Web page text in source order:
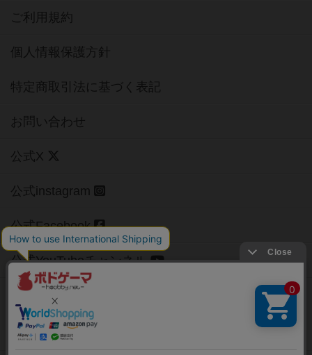
ご利用規約
個人情報保護方針
特定商取引法に基づく表記
お問い合わせ
公式X
公式instagram
公式Facebook
公式YouTubeチャンネル